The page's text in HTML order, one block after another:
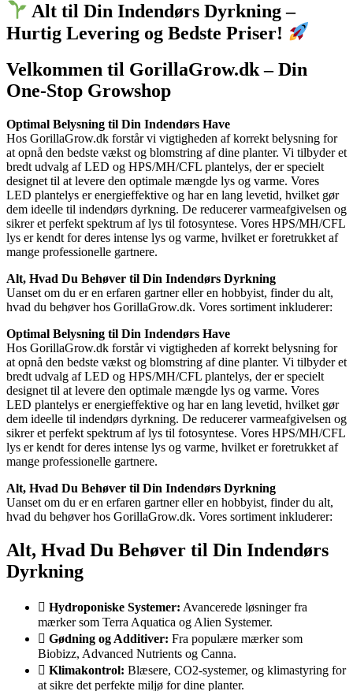
Alt til Din Indendørs Dyrkning –
Hurtig Levering og Bedste Priser!
Velkommen til GorillaGrow.dk – Din
One-Stop Growshop
Optimal Belysning til Din Indendørs Have
Hos GorillaGrow.dk forstår vi vigtigheden af korrekt belysning for
at opnå den bedste vækst og blomstring af dine planter. Vi tilbyder et
bredt udvalg af LED og HPS/MH/CFL plantelys, der er specielt
designet til at levere den optimale mængde lys og varme. Vores
LED plantelys er energieffektive og har en lang levetid, hvilket gør
dem ideelle til indendørs dyrkning. De reducerer varmeafgivelsen og
sikrer et perfekt spektrum af lys til fotosyntese. Vores HPS/MH/CFL
lys er kendt for deres intense lys og varme, hvilket er foretrukket af
mange professionelle gartnere.
Alt, Hvad Du Behøver til Din Indendørs Dyrkning
Uanset om du er en erfaren gartner eller en hobbyist, finder du alt,
hvad du behøver hos GorillaGrow.dk. Vores sortiment inkluderer:
Optimal Belysning til Din Indendørs Have
Hos GorillaGrow.dk forstår vi vigtigheden af korrekt belysning for
at opnå den bedste vækst og blomstring af dine planter. Vi tilbyder et
bredt udvalg af LED og HPS/MH/CFL plantelys, der er specielt
designet til at levere den optimale mængde lys og varme. Vores
LED plantelys er energieffektive og har en lang levetid, hvilket gør
dem ideelle til indendørs dyrkning. De reducerer varmeafgivelsen og
sikrer et perfekt spektrum af lys til fotosyntese. Vores HPS/MH/CFL
lys er kendt for deres intense lys og varme, hvilket er foretrukket af
mange professionelle gartnere.
Alt, Hvad Du Behøver til Din Indendørs Dyrkning
Uanset om du er en erfaren gartner eller en hobbyist, finder du alt,
hvad du behøver hos GorillaGrow.dk. Vores sortiment inkluderer:
Alt, Hvad Du Behøver til Din Indendørs
Dyrkning
Hydroponiske Systemer: Avancerede løsninger fra
mærker som Terra Aquatica og Alien Systemer.
Gødning og Additiver: Fra populære mærker som
Biobizz, Advanced Nutrients og Canna.
Klimakontrol: Blæsere, CO2-systemer, og klimastyring for
at sikre det perfekte miljø for dine planter.